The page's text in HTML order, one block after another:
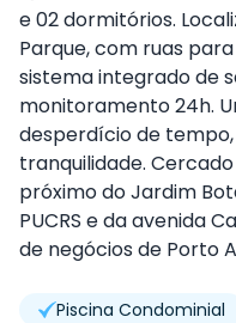
e 02 dormitórios.
Parque, com ruas
sistema integrado de
monitoramento 24h.
desperdício de
tranquilidade.
próximo do Jardim
PUCRS e da avenida
de negócios de Porto
Piscina Condominial